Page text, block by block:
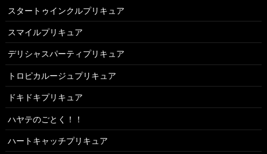
スタートゥインクルプリキュア
スマイルプリキュア
デリシャスパーティプリキュア
トロピカルージュプリキュア
ドキドキプリキュア
ハヤテのごとく！！
ハートキャッチプリキュア